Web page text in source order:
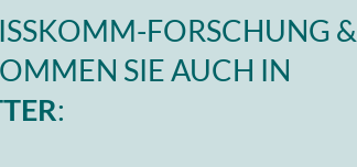
FORSCHUNG &
SIE AUCH IN
: